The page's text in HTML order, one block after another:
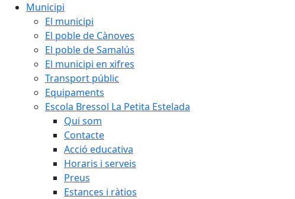
Municipi
El municipi
El poble de Cànoves
El poble de Samalús
El municipi en xifres
Transport públic
Equipaments
Escola Bressol La Petita Estelada
Qui som
Contacte
Acció educativa
Horaris i serveis
Preus
Estances i ràtios